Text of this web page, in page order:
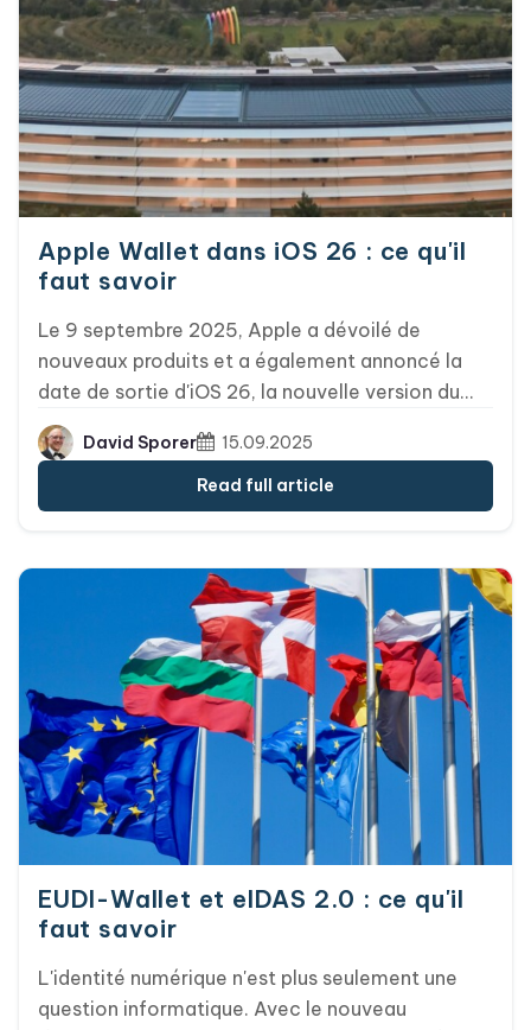
en automatisations élégantes.
Apple Wallet dans iOS 26 : ce qu'il
faut savoir
Le 9 septembre 2025, Apple a dévoilé de
nouveaux produits et a également annoncé la
date de sortie d'iOS 26, la nouvelle version du
système d'exploitation pour iPhone, qui a été
lancée le 15 septembre. Avec iOS 26, plusieurs
nouvelles fonctionnalités font leur apparition
dans Apple Wallet, que nous vous présentons ci-
les cartes d'embarquement, les billets multi-
événements et le suivi des commandes,
quelques améliorations mineures ont également
été apportées : par exemple, les liens dans les
cartes Wallet fonctionnent désormais même
lorsque vous ouvrez l'application Wallet depuis
l'écran de verrouillage.
David Sporer
15.09.2025
Read full article
EUDI-Wallet et eIDAS 2.0 : ce qu'il
faut savoir
L'identité numérique n'est plus seulement une
question informatique. Avec le nouveau